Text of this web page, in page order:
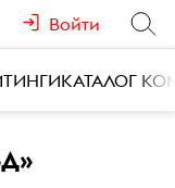
Войти
КАТАЛОГ